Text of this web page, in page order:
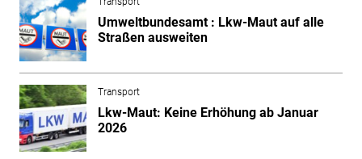
Umweltbundesamt : Lkw-Maut auf alle
Straßen ausweiten
Transport
Lkw-Maut: Keine Erhöhung ab Januar
2026